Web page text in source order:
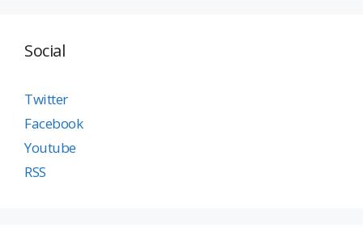
Social
Twitter
Facebook
Youtube
RSS